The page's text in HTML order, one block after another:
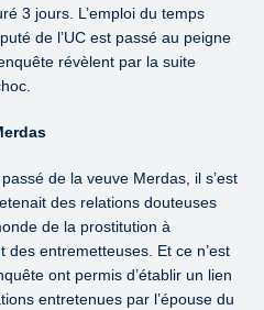
3 jours. L’emploi du temps
de l’UC est passé au peigne
révèlent par la suite
de la veuve Merdas, il s’est
des relations douteuses
de la prostitution à
entremetteuses. Et ce n’est
ont permis d’établir un lien
entretenues par l’épouse du